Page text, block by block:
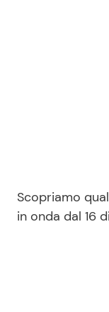
Pubblicità
Scopriamo
in onda dal 16